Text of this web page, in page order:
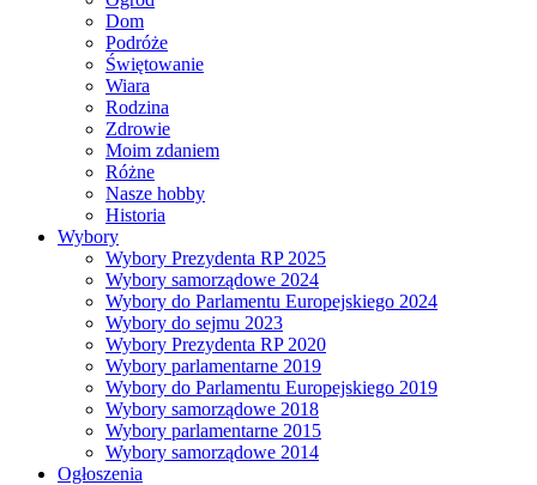
Dom
Podróże
Świętowanie
Wiara
Rodzina
Zdrowie
Moim zdaniem
Różne
Nasze hobby
Historia
Wybory
Wybory Prezydenta RP 2025
Wybory samorządowe 2024
Wybory do Parlamentu Europejskiego 2024
Wybory do sejmu 2023
Wybory Prezydenta RP 2020
Wybory parlamentarne 2019
Wybory do Parlamentu Europejskiego 2019
Wybory samorządowe 2018
Wybory parlamentarne 2015
Wybory samorządowe 2014
Ogłoszenia